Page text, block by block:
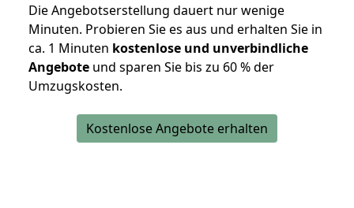
Die Angebotserstellung dauert nur wenige
Minuten. Probieren Sie es aus und erhalten Sie in
ca. 1 Minuten kostenlose und unverbindliche
Angebote und sparen Sie bis zu 60 % der
Umzugskosten.
Kostenlose Angebote erhalten